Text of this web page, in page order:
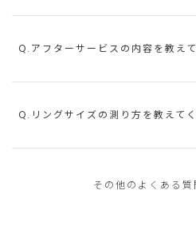
Q.アフターサービスの内容を教えて
Q.リングサイズの測り方を教えてく
その他のよくある質